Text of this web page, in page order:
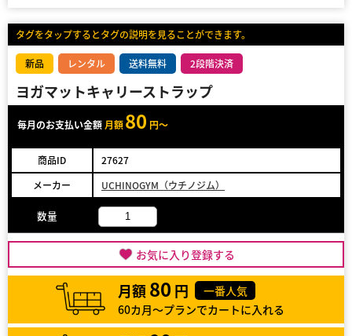
タグをタップするとタグの説明を見ることができます。
新品 レンタル 送料無料 2段階決済
ヨガマットキャリーストラップ
毎月のお支払い金額 月額80 円～
商品ID
27627
メーカー
UCHINOGYM（ウチノジム）
数量
お気に入り登録する
月額 80 円
一番人気
60カ月～プランでカートに入れる